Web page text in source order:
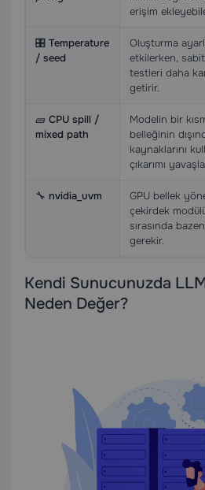
erişim
🎛️ Temperature
/ seed
Oluşturma
etkilerken,
testleri daha
getirir.
🧱 CPU spill /
mixed path
Modelin bir
belleğinin
kaynaklarını
çıkarımı
🔧 nvidia_uvm
GPU bellek
çekirdek
sırasında
gerekir.
Kendi Sunucunuzda
Neden Değer?